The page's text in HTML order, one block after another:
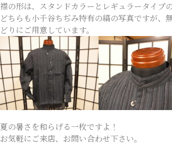
襟の形は、スタンドカラーとレギュラータイプ
どちらも小千谷ちぢみ特有の縞の写真ですが、
どりにご用意しています。
夏の暑さを和らげる一枚ですよ！
お気軽にご来店、お問い合わせ下さい。